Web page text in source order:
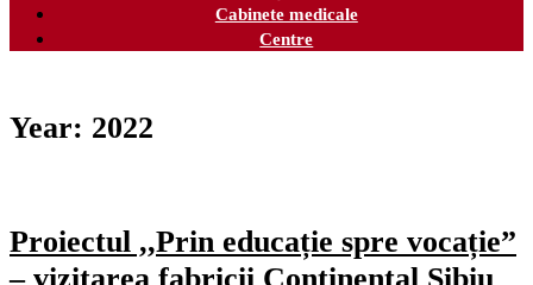
Cabinete medicale
Centre
Year: 2022
Proiectul ,,Prin educație spre vocație”
– vizitarea fabricii Continental Sibiu